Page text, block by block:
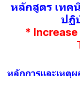
หลักสูตร เทค
ปฏิ
*
หลักการเเละเหตุผ